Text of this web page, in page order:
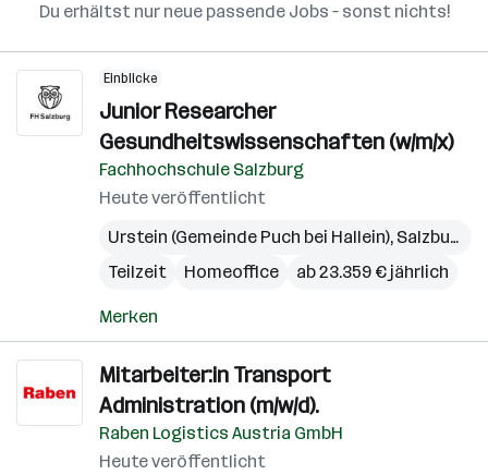
Du erhältst nur neue passende Jobs – sonst nichts!
Einblicke
Junior Researcher
Gesundheitswissenschaften (w/m/x)
Fachhochschule Salzburg
Heute veröffentlicht
Urstein (Gemeinde Puch bei Hallein), Salzburg
Teilzeit
Homeoffice ab 23.359 € jährlich
Merken
Mitarbeiter:in Transport
Administration (m/w/d).
Raben Logistics Austria GmbH
Heute veröffentlicht